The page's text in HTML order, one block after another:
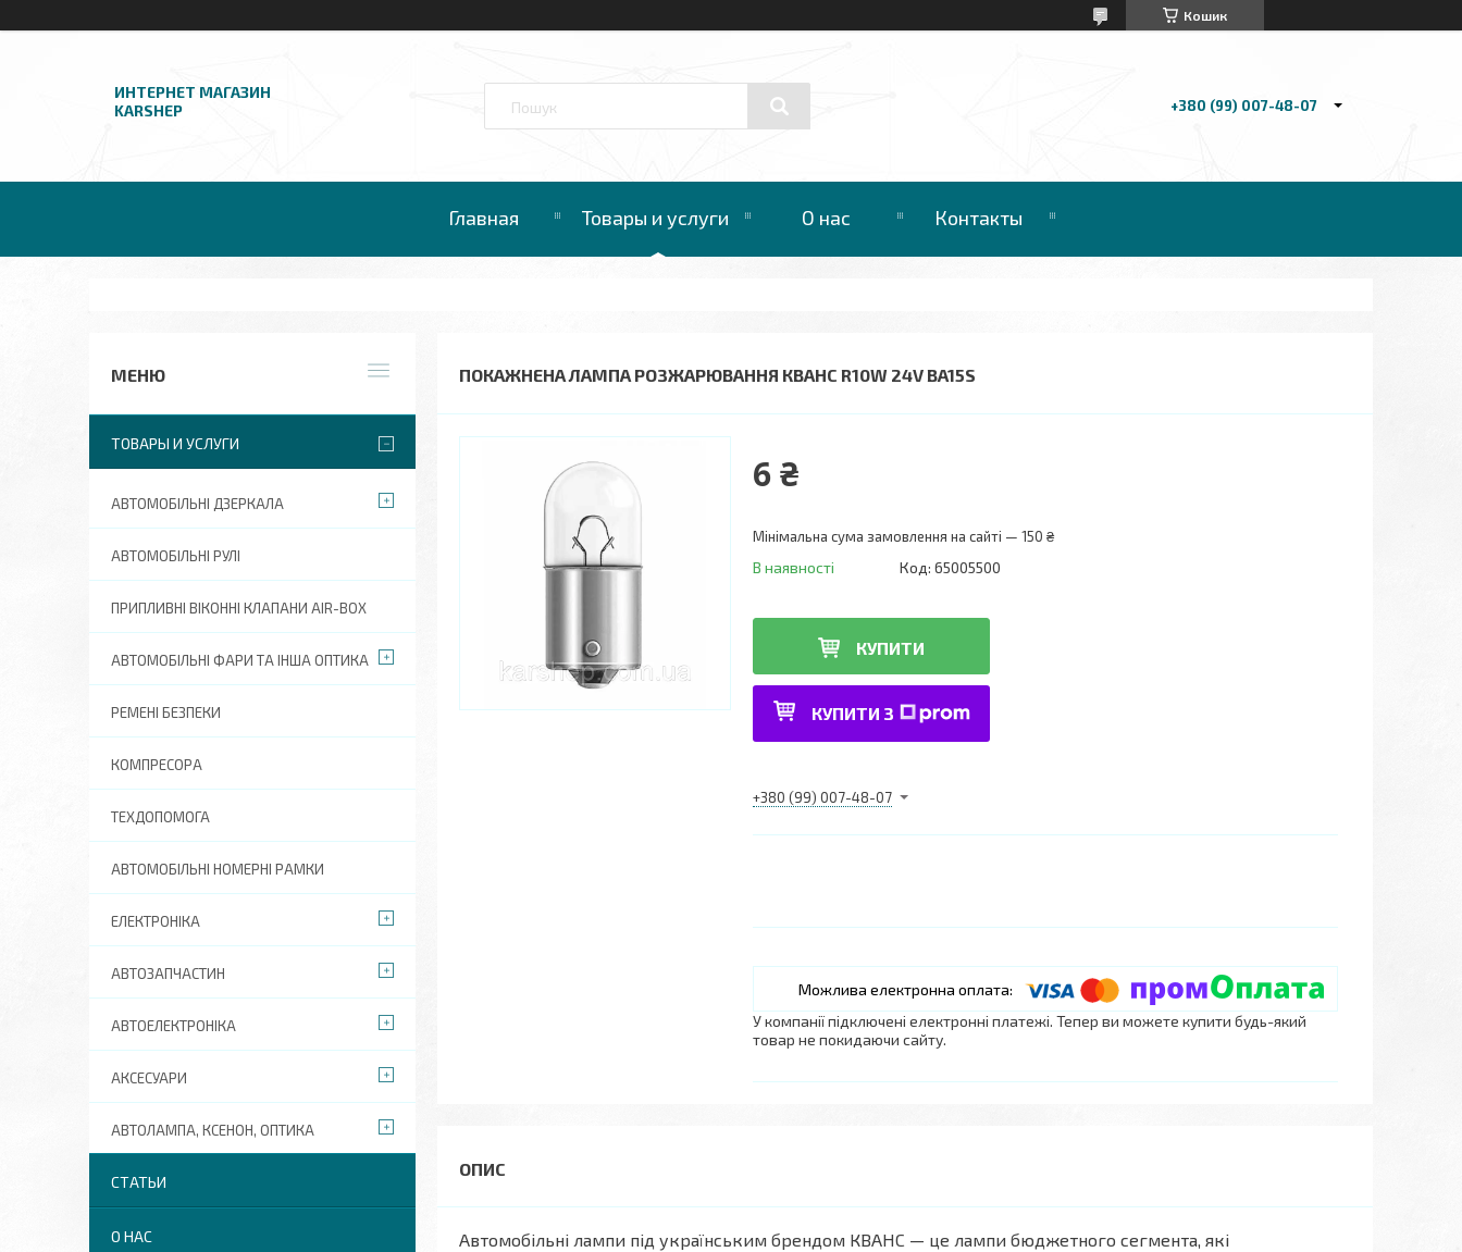
Кошик
ИНТЕРНЕТ МАГАЗИН
KARSHEP
+380 (99) 007-48-07
Главная Товары и услуги О нас Контакты
ПОКАЖНЕНА ЛАМПА РОЗЖАРЮВАННЯ КВАНС R10W 24V BA15S
6 ₴
Мінімальна сума замовлення на сайті — 150 ₴
В наявності Код: 65005500
КУПИТИ
КУПИТИ З
+380 (99) 007-48-07
У компанії підключені електронні платежі. Тепер ви можете купити будь-який
товар не покидаючи сайту.
Автомобільні лампи під українським брендом КВАНС — це лампи бюджетного сегмента, які
ТОВАРЫ И УСЛУГИ
АВТОМОБІЛЬНІ ДЗЕРКАЛА
АВТОМОБІЛЬНІ РУЛІ
ПРИПЛИВНІ ВІКОННІ КЛАПАНИ AIR-BOX
АВТОМОБІЛЬНІ ФАРИ ТА ІНША ОПТИКА
РЕМЕНІ БЕЗПЕКИ
КОМПРЕСОРА
ТЕХДОПОМОГА
АВТОМОБІЛЬНІ НОМЕРНІ РАМКИ
ЕЛЕКТРОНІКА
АВТОЗАПЧАСТИН
АВТОЕЛЕКТРОНІКА
АКСЕСУАРИ
АВТОЛАМПА, КСЕНОН, ОПТИКА
СТАТЬИ
О НАС